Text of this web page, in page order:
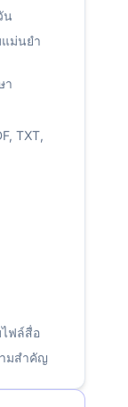
น
แม่นยำ
า
TXT,
ไฟล์สื่อ
มสำคัญ